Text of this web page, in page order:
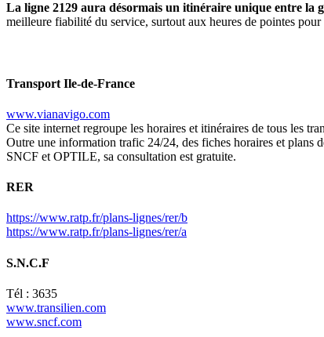
La ligne 2129 aura désormais un itinéraire unique entre la
meilleure fiabilité du service, surtout aux heures de pointes pour
Transport Ile-de-France
www.vianavigo.com
Ce site internet regroupe les horaires et itinéraires de tous les
Outre une information trafic 24/24, des fiches horaires et plans
SNCF et OPTILE, sa consultation est gratuite.
RER
https://www.ratp.fr/plans-lignes/rer/b
https://www.ratp.fr/plans-lignes/rer/a
S.N.C.F
Tél : 3635
www.transilien.com
www.sncf.com